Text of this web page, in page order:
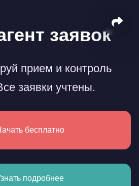
заявок
прием и контроль
заявки учтены.
бесплатно
подробнее